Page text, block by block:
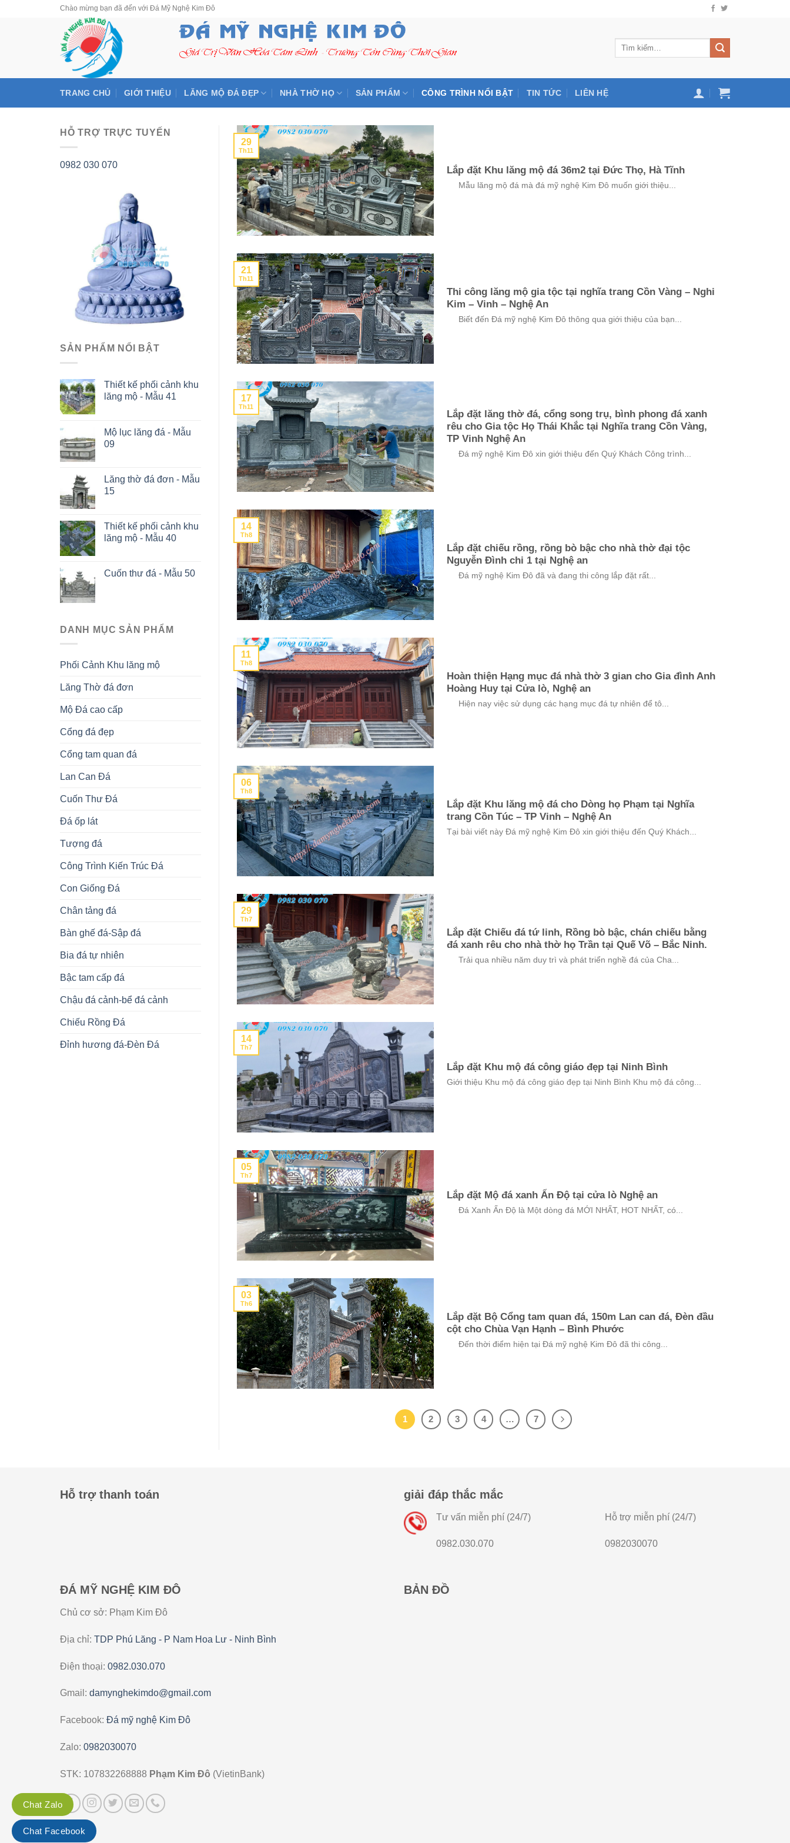
Chào mừng bạn đã đến với Đá Mỹ Nghệ Kim Đô
TRANG CHỦ GIỚI THIỆU LĂNG MỘ ĐÁ ĐẸP NHÀ THỜ HỌ SẢN PHẨM CÔNG TRÌNH NỔI BẬT TIN TỨC LIÊN HỆ
HỖ TRỢ TRỰC TUYẾN
0982 030 070
SẢN PHẨM NỔI BẬT
Thiết kế phối cảnh khu
lăng mộ - Mẫu 41
Mộ lục lăng đá - Mẫu
09
Lăng thờ đá đơn - Mẫu
15
Thiết kế phối cảnh khu
lăng mộ - Mẫu 40
Cuốn thư đá - Mẫu 50
DANH MỤC SẢN PHẨM
Phối Cảnh Khu lăng mộ
Lăng Thờ đá đơn
Mộ Đá cao cấp
Cổng đá đẹp
Cổng tam quan đá
Lan Can Đá
Cuốn Thư Đá
Đá ốp lát
Tượng đá
Công Trình Kiến Trúc Đá
Con Giống Đá
Chân tảng đá
Bàn ghế đá-Sập đá
Bia đá tự nhiên
Bậc tam cấp đá
Chậu đá cảnh-bể đá cảnh
Chiếu Rồng Đá
Đỉnh hương đá-Đèn Đá
Lắp đặt Khu lăng mộ đá 36m2 tại Đức Thọ, Hà Tĩnh
Mẫu lăng mộ đá mà đá mỹ nghệ Kim Đô muốn giới thiệu...
29
Th11
Thi công lăng mộ gia tộc tại nghĩa trang Cồn Vàng – Nghi
Kim – Vinh – Nghệ An
Biết đến Đá mỹ nghệ Kim Đô thông qua giới thiệu của bạn...
21
Th11
Lắp đặt lăng thờ đá, cổng song trụ, bình phong đá xanh
rêu cho Gia tộc Họ Thái Khắc tại Nghĩa trang Cồn Vàng,
TP Vinh Nghệ An
Đá mỹ nghệ Kim Đô xin giới thiệu đến Quý Khách Công trình...
17
Th11
Lắp đặt chiếu rồng, rồng bò bậc cho nhà thờ đại tộc
Nguyễn Đình chi 1 tại Nghệ an
Đá mỹ nghệ Kim Đô đã và đang thi công lắp đặt rất...
14
Th8
Hoàn thiện Hạng mục đá nhà thờ 3 gian cho Gia đình Anh
Hoàng Huy tại Cửa lò, Nghệ an
Hiện nay việc sử dụng các hạng mục đá tự nhiên để tô...
11
Th8
Lắp đặt Khu lăng mộ đá cho Dòng họ Phạm tại Nghĩa
trang Cồn Túc – TP Vinh – Nghệ An
Tại bài viết này Đá mỹ nghệ Kim Đô xin giới thiệu đến Quý Khách...
06
Th8
Lắp đặt Chiếu đá tứ linh, Rồng bò bậc, chán chiếu bằng
đá xanh rêu cho nhà thờ họ Trần tại Quế Võ – Bắc Ninh.
Trải qua nhiều năm duy trì và phát triển nghề đá của Cha...
29
Th7
Lắp đặt Khu mộ đá công giáo đẹp tại Ninh Bình
Giới thiệu Khu mộ đá công giáo đẹp tại Ninh Bình Khu mộ đá công...
14
Th7
Lắp đặt Mộ đá xanh Ấn Độ tại cửa lò Nghệ an
Đá Xanh Ấn Độ là Một dòng đá MỚI NHẤT, HOT NHẤT, có...
05
Th7
Lắp đặt Bộ Cổng tam quan đá, 150m Lan can đá, Đèn đầu
cột cho Chùa Vạn Hạnh – Bình Phước
Đến thời điểm hiện tại Đá mỹ nghệ Kim Đô đã thi công...
03
Th6
1 2 3 4 … 7
Hỗ trợ thanh toán giải đáp thắc mắc
Tư vấn miễn phí (24/7)
0982.030.070
Hỗ trợ miễn phí (24/7)
0982030070
ĐÁ MỸ NGHỆ KIM ĐÔ
Chủ cơ sở: Phạm Kim Đô
Địa chỉ: TDP Phú Lăng - P Nam Hoa Lư - Ninh Bình
Điện thoại: 0982.030.070
Gmail: damynghekimdo@gmail.com
Facebook: Đá mỹ nghệ Kim Đô
Zalo: 0982030070
STK: 107832268888 Phạm Kim Đô (VietinBank)
BẢN ĐỒ
Chat Zalo
Chat Facebook